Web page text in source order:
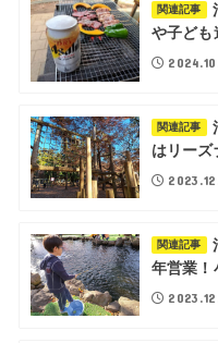
関連記事
や子ども
関連記事
はリーズ
関連記事
年営業！